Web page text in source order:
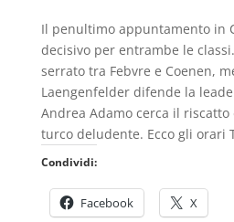
Il penultimo appuntamento in
decisivo per entrambe le
serrato tra Febvre e Coenen,
Laengenfelder difende la
Andrea Adamo cerca il
turco deludente. Ecco gli orari
Condividi:
Facebook X